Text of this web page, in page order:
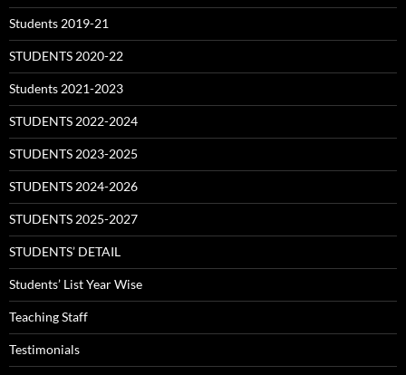
Students 2019-21
STUDENTS 2020-22
Students 2021-2023
STUDENTS 2022-2024
STUDENTS 2023-2025
STUDENTS 2024-2026
STUDENTS 2025-2027
STUDENTS’ DETAIL
Students’ List Year Wise
Teaching Staff
Testimonials